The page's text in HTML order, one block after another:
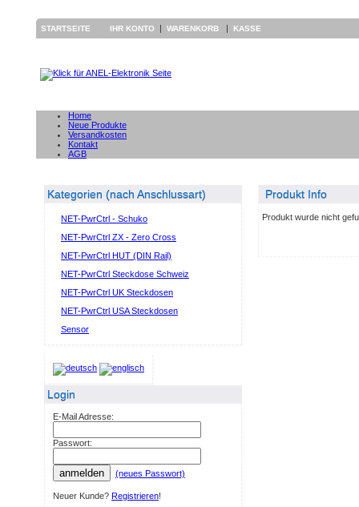
STARTSEITE IHR KONTO | WARENKORB | KASSE
Home
Neue Produkte
Versandkosten
Kontakt
AGB
Kategorien (nach Anschlussart)
NET-PwrCtrl - Schuko
NET-PwrCtrl ZX - Zero Cross
NET-PwrCtrl HUT (DIN Rail)
NET-PwrCtrl Steckdose Schweiz
NET-PwrCtrl UK Steckdosen
NET-PwrCtrl USA Steckdosen
Sensor
Login
E-Mail Adresse:
Passwort:
anmelden (neues Passwort)
Neuer Kunde? Registrieren!
Produkt Info
Produkt wurde nicht